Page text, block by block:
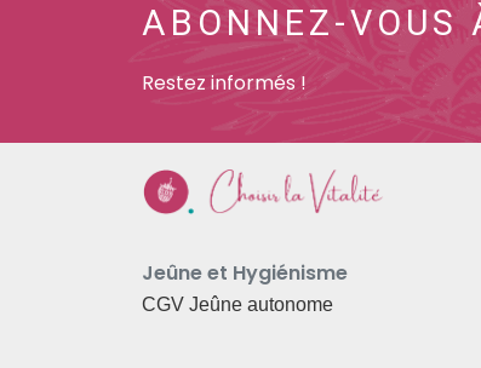
ABONNEZ-VOUS
Restez informés !
Jeûne et Hygiénisme
CGV Jeûne autonome